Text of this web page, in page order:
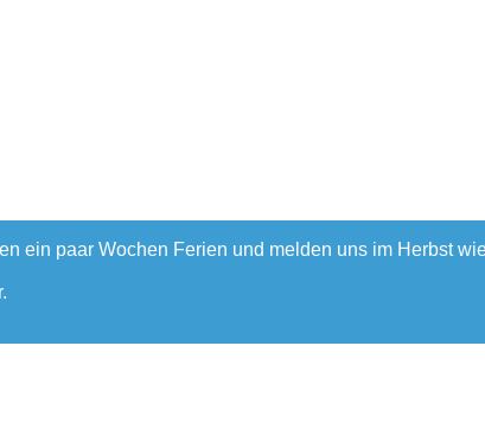
ein paar Wochen Ferien und melden uns im Herbst